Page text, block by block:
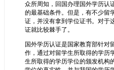
众所周知，回国办理国外学历认
的最基础条件。但是，有不少留
证，并没有拿到学位证书。对于
证就比较棘手了。
国外学历认证是国家教育部针对
作，通过对留学生所取得的学历
生所取得的学历学位的颁发机构